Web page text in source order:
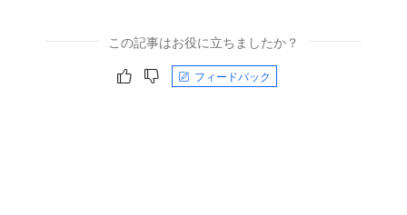
この記事はお役に立ちましたか？
フィードバック